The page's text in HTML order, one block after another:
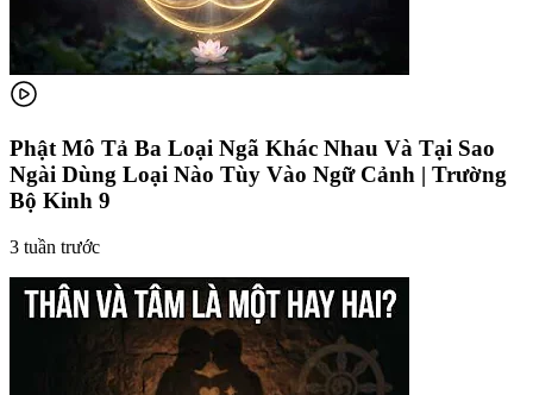
Phật Mô Tả Ba Loại Ngã Khác Nhau Và Tại Sao
Ngài Dùng Loại Nào Tùy Vào Ngữ Cảnh | Trường
Bộ Kinh 9
3 tuần trước